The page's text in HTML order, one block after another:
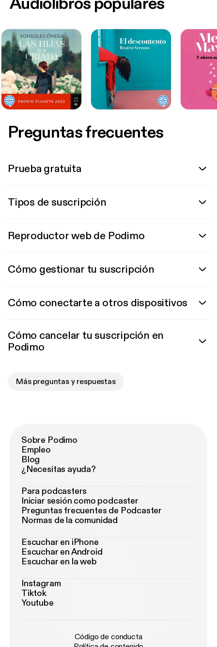
Preguntas frecuentes
Prueba gratuita
Tipos de suscripción
Reproductor web de Podimo
Cómo gestionar tu suscripción
Cómo conectarte a otros dispositivos
Cómo cancelar tu suscripción en
Podimo
Más preguntas y respuestas
Sobre Podimo
Empleo
Blog
¿Necesitas ayuda?
Para podcasters
Iniciar sesión como podcaster
Preguntas frecuentes de Podcaster
Normas de la comunidad
Escuchar en iPhone
Escuchar en Android
Escuchar en la web
Instagram
Tiktok
Youtube
Código de conducta